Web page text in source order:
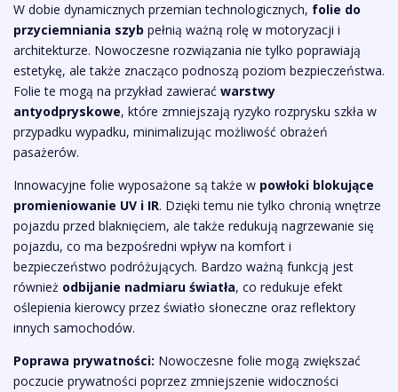
W dobie dynamicznych przemian technologicznych, folie do
przyciemniania szyb pełnią ważną rolę w motoryzacji i
architekturze. Nowoczesne rozwiązania nie tylko poprawiają
estetykę, ale także znacząco podnoszą poziom bezpieczeństwa.
Folie te mogą na przykład zawierać warstwy
antyodpryskowe, które zmniejszają ryzyko rozprysku szkła w
przypadku wypadku, minimalizując możliwość obrażeń
pasażerów.
Innowacyjne folie wyposażone są także w powłoki blokujące
promieniowanie UV i IR. Dzięki temu nie tylko chronią wnętrze
pojazdu przed blaknięciem, ale także redukują nagrzewanie się
pojazdu, co ma bezpośredni wpływ na komfort i
bezpieczeństwo podróżujących. Bardzo ważną funkcją jest
również odbijanie nadmiaru światła, co redukuje efekt
oślepienia kierowcy przez światło słoneczne oraz reflektory
innych samochodów.
Poprawa prywatności: Nowoczesne folie mogą zwiększać
poczucie prywatności poprzez zmniejszenie widoczności